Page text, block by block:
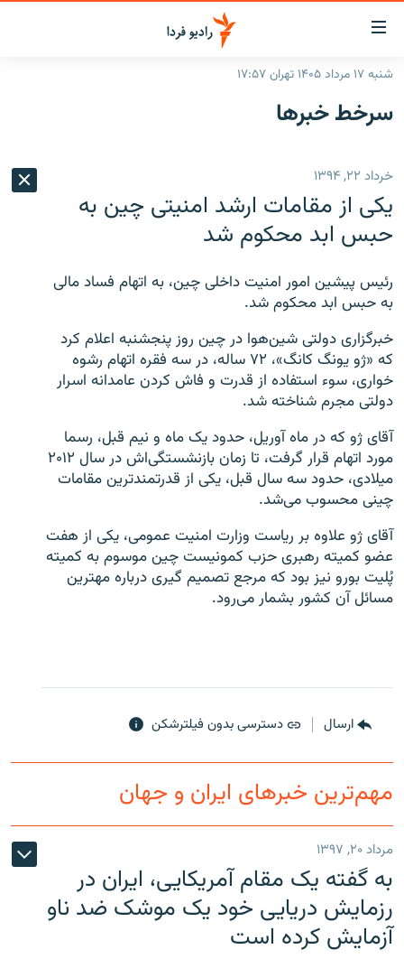
لینک‌های
قابلیت
دسترسی
بازگشت
اصلی
رفتن
صفحه
ایران
رادیو
انتخاب کنید و بشنوید
فرکانس‌ها
پادکست
گزارش‌های تصویری
زنان فردا
English
به ما بپیوندید
زبان‌های دیگر
شنبه ۱۷ مرداد ۱۴۰۵ تهران ۱۷:۵۷
سرخط‌ خبرها
خرداد ۲۲, ۱۳۹۴
یکی از مقامات ارشد امنیتی چین به
حبس ابد محکوم شد
رئیس پیشین امور امنیت داخلی چین، به اتهام فساد مالی
به حبس ابد محکوم شد.
خبرگزاری دولتی شین‌هوا در چین روز پنجشنبه اعلام کرد
که «ژو یونگ کانگ»، ‌۷۲ ساله، در سه فقره اتهام رشوه
خواری، سوء استفاده از قدرت و فاش کردن عامدانه اسرار
دولتی مجرم شناخته شد.
آقای ژو که در ماه آوریل، حدود یک ماه و نیم قبل، رسما
مورد اتهام قرار گرفت، تا زمان بازنشستگی‌اش در سال ۲۰۱۲
میلادی، حدود سه سال قبل، یکی از قدرتمندترین مقامات
چینی محسوب می‌شد.
آقای ژو علاوه بر ریاست وزارت امنیت عمومی، یکی از هفت
عضو کمیته رهبری حزب کمونیست چین موسوم به کمیته
پُلیت بورو نیز بود که مرجع تصمیم گیری درباره مهترین
مسائل آن کشور بشمار می‌رود.
ارسال دسترسی بدون فیلترشکن
مهم‌ترین خبرهای ایران و جهان
مرداد ۲۰, ۱۳۹۷
به گفته یک مقام آمریکایی، ایران در
رزمایش دریایی خود یک موشک ضد ناو
آزمایش کرده است